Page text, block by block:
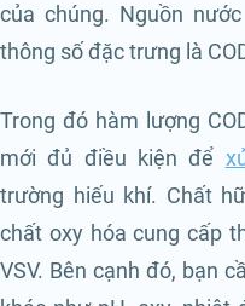
của chúng. Nguồn
thông số đặc trưng là
Trong đó hàm lượng
mới đủ điều kiện để
trường hiếu khí. Chất
chất oxy hóa cung cấp
VSV. Bên cạnh đó, bạn